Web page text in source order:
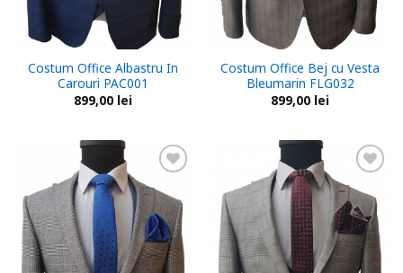
Costum Office Albastru In
Carouri PAC001
899,00 lei
Costum Office Bej cu Vesta
Bleumarin FLG032
899,00 lei
Add to
wishlist
Add to
wishlist